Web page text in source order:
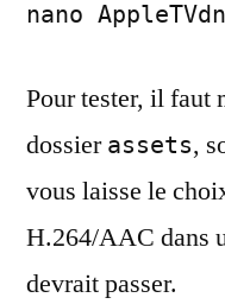
nano
Pour tester, il faut
dossier assets,
vous laisse le
H.264/AAC dans
devrait passer.